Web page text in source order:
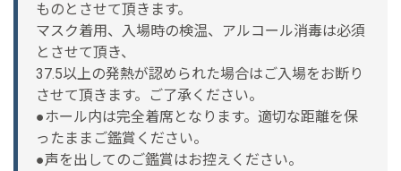
ものとさせて頂きます。
マスク着用、入場時の検温、アルコール消毒は必須
とさせて頂き、
37.5以上の発熱が認められた場合はご入場をお断り
させて頂きます。ご了承ください。
●ホール内は完全着席となります。適切な距離を保
ったままご鑑賞ください。
●声を出してのご鑑賞はお控えください。